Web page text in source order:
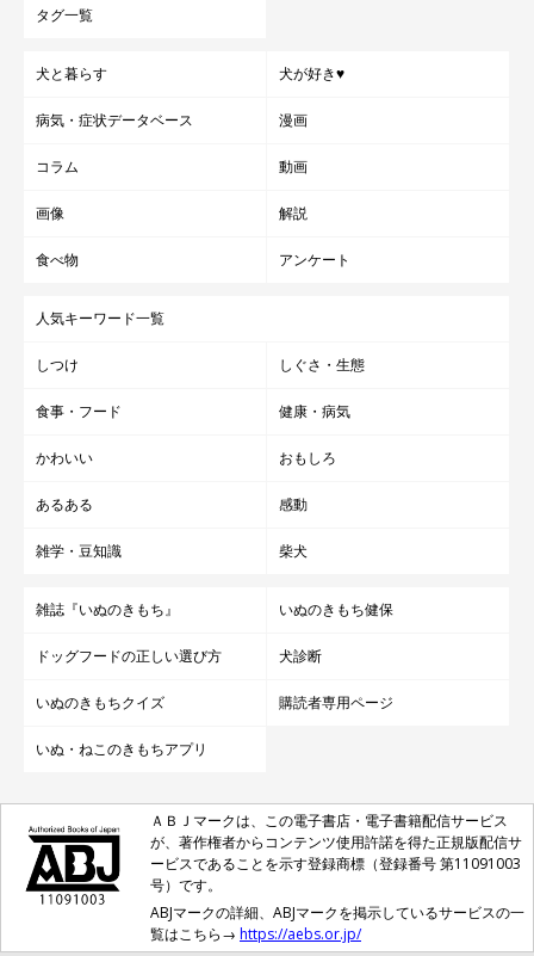
タグ一覧
犬と暮らす 犬が好き♥
病気・症状データベース 漫画
コラム 動画
画像 解説
食べ物 アンケート
人気キーワード一覧
しつけ しぐさ・生態
食事・フード 健康・病気
かわいい おもしろ
あるある 感動
雑学・豆知識 柴犬
雑誌『いぬのきもち』 いぬのきもち健保
ドッグフードの正しい選び方 犬診断
いぬのきもちクイズ 購読者専用ページ
いぬ・ねこのきもちアプリ
ＡＢＪマークは、この電子書店・電子書籍配信サービス
が、著作権者からコンテンツ使用許諾を得た正規版配信サ
ービスであることを示す登録商標（登録番号 第11091003
号）です。
ABJマークの詳細、ABJマークを掲示しているサービスの一
覧はこちら→ https://aebs.or.jp/